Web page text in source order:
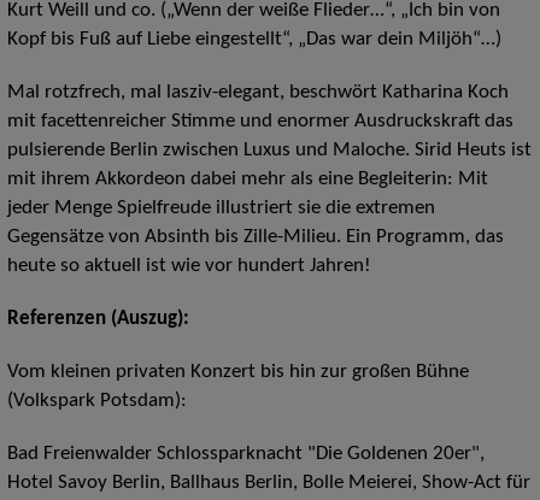
Kurt Weill und co. („Wenn der weiße Flieder…“, „Ich bin von
Kopf bis Fuß auf Liebe eingestellt“, „Das war dein Miljöh“…)
Mal rotzfrech, mal lasziv-elegant, beschwört Katharina Koch
mit facettenreicher Stimme und enormer Ausdruckskraft das
pulsierende Berlin zwischen Luxus und Maloche. Sirid Heuts ist
mit ihrem Akkordeon dabei mehr als eine Begleiterin: Mit
jeder Menge Spielfreude illustriert sie die extremen
Gegensätze von Absinth bis Zille-Milieu. Ein Programm, das
heute so aktuell ist wie vor hundert Jahren!
Referenzen (Auszug):
Vom kleinen privaten Konzert bis hin zur großen Bühne
(Volkspark Potsdam):
Bad Freienwalder Schlossparknacht "Die Goldenen 20er",
Hotel Savoy Berlin, Ballhaus Berlin, Bolle Meierei, Show-Act für